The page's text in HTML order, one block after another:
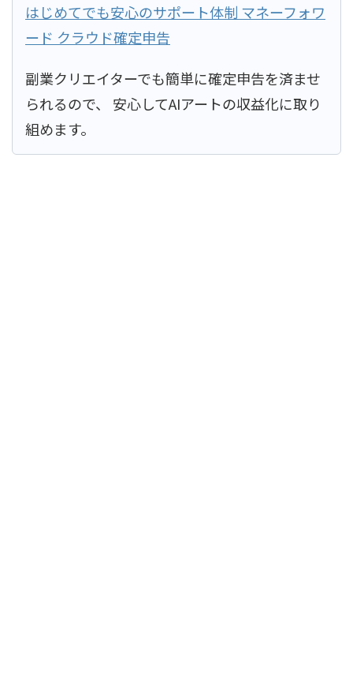
はじめてでも安心のサポート体制 マネーフォワ
ード クラウド確定申告
副業クリエイターでも簡単に確定申告を済ませ
られるので、 安心してAIアートの収益化に取り
組めます。